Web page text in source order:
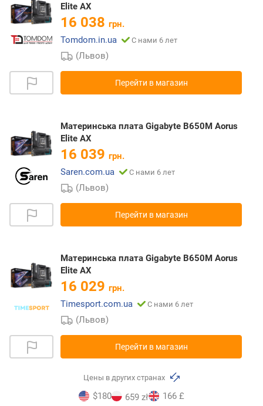
Elite AX
16 038 грн.
Tomdom.in.ua
С нами 6 лет
(Львов)
Перейти в магазин
Материнська плата Gigabyte B650M Aorus
Elite AX
16 039 грн.
Saren.com.ua
С нами 6 лет
(Львов)
Перейти в магазин
Материнська плата Gigabyte B650M Aorus
Elite AX
16 029 грн.
Timesport.com.ua
С нами 6 лет
(Львов)
Перейти в магазин
Цены в других странах
$180 659 zł 166 £